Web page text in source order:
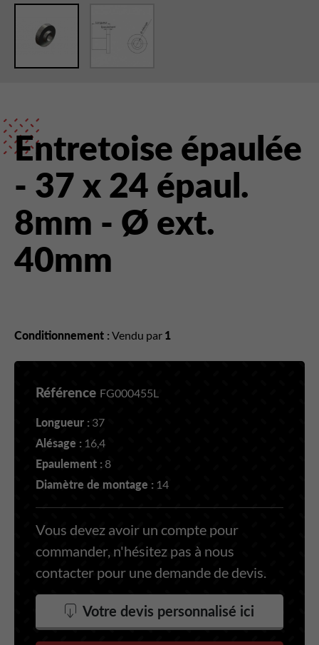
Entretoise épaulée
- 37 x 24 épaul.
8mm - Ø ext.
40mm
Conditionnement : Vendu par 1
Référence FG000455L
Longueur : 37
Alésage : 16,4
Epaulement : 8
Diamètre de montage : 14
Vous devez avoir un compte pour
commander, n'hésitez pas à nous
contacter pour une demande de devis.
Votre devis personnalisé ici